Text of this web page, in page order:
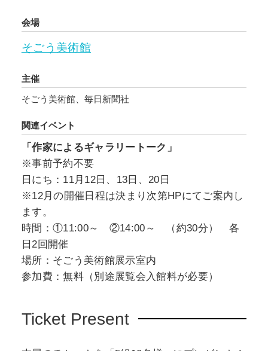
会場
そごう美術館
主催
そごう美術館、毎日新聞社
関連イベント
「作家によるギャラリートーク」
※事前予約不要
日にち：11月12日、13日、20日
※12月の開催日程は決まり次第HPにてご案内し
ます。
時間：①11:00～ ②14:00～ （約30分） 各
日2回開催
場所：そごう美術館展示室内
参加費：無料（別途展覧会入館料が必要）
Ticket Present